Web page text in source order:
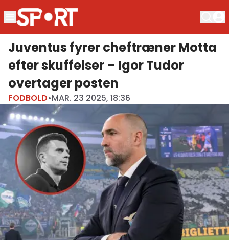
Juventus fyrer cheftræner Motta
efter skuffelser – Igor Tudor
overtager posten
FODBOLD•MAR. 23 2025, 18:36